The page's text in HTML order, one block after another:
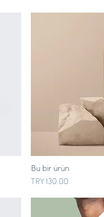
Bu bir ürün
Price
TRY 130.00